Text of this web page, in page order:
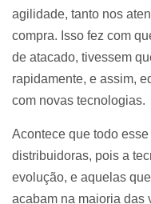
agilidade, tanto nos
compra. Isso fez com
de atacado, tivessem
rapidamente, e assim,
com novas tecnologias.
Acontece que todo
distribuidoras, pois a
evolução, e aquelas
acabam na maioria das